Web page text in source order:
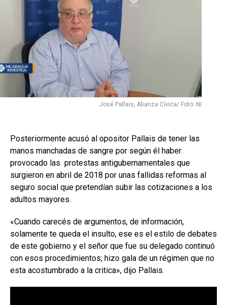
José Pallais, Alianza Cívica/ Foto: NI
Posteriormente acusó al opositor Pallais de tener las
manos manchadas de sangre por según él haber
provocado las protestas antigubernamentales que
surgieron en abril de 2018 por unas fallidas reformas al
seguro social que pretendían subir las cotizaciones a los
adultos mayores.
«Cuando carecés de argumentos, de información,
solamente te queda el insulto, ese es el estilo de debates
de este gobierno y el señor que fue su delegado continuó
con esos procedimientos; hizo gala de un régimen que no
esta acostumbrado a la critica», dijo Pallais.